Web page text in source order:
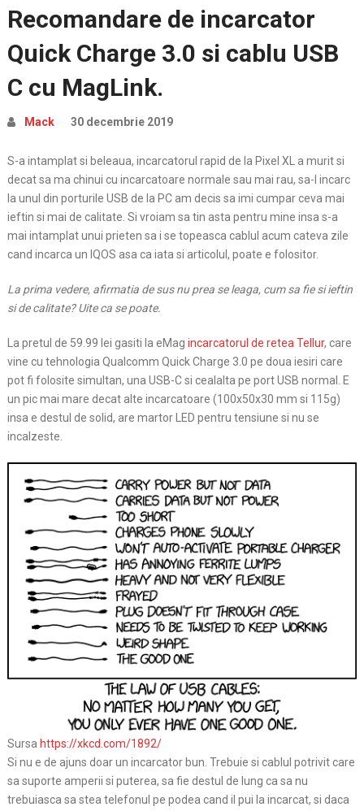
Recomandare de incarcator
Quick Charge 3.0 si cablu USB
C cu MagLink.
Mack 30 decembrie 2019
S-a intamplat si beleaua, incarcatorul rapid de la Pixel XL a murit si
decat sa ma chinui cu incarcatoare normale sau mai rau, sa-l incarc
la unul din porturile USB de la PC am decis sa imi cumpar ceva mai
ieftin si mai de calitate. Si vroiam sa tin asta pentru mine insa s-a
mai intamplat unui prieten sa i se topeasca cablul acum cateva zile
cand incarca un IQOS asa ca iata si articolul, poate e folositor.
La prima vedere, afirmatia de sus nu prea se leaga, cum sa fie si ieftin
si de calitate? Uite ca se poate.
La pretul de 59.99 lei gasiti la eMag incarcatorul de retea Tellur, care
vine cu tehnologia Qualcomm Quick Charge 3.0 pe doua iesiri care
pot fi folosite simultan, una USB-C si cealalta pe port USB normal. E
un pic mai mare decat alte incarcatoare (100x50x30 mm si 115g)
insa e destul de solid, are martor LED pentru tensiune si nu se
incalzeste.
Sursa https://xkcd.com/1892/
Si nu e de ajuns doar un incarcator bun. Trebuie si cablul potrivit care
sa suporte amperii si puterea, sa fie destul de lung ca sa nu
trebuiasca sa stea telefonul pe podea cand il pui la incarcat, si daca